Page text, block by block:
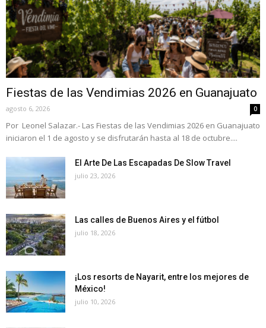
Fiestas de las Vendimias 2026 en Guanajuato
agosto 6, 2026 0
Por Leonel Salazar.- Las Fiestas de las Vendimias 2026 en Guanajuato
iniciaron el 1 de agosto y se disfrutarán hasta al 18 de octubre....
El Arte De Las Escapadas De Slow Travel
julio 23, 2026
Las calles de Buenos Aires y el fútbol
julio 18, 2026
¡Los resorts de Nayarit, entre los mejores de
México!
julio 10, 2026